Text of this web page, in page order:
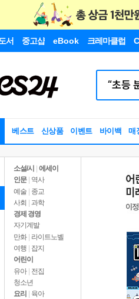
서 중고샵 eBook 크레마클럽
베스트 신상품 이벤트 바이백 매
소설/시
에세이
인문
역사
예술 | 종교
사회 | 과학
경제 경영
자기계발
만화 | 라이트노벨
여행
잡지
어린이
유아 | 전집
청소년
요리
육아